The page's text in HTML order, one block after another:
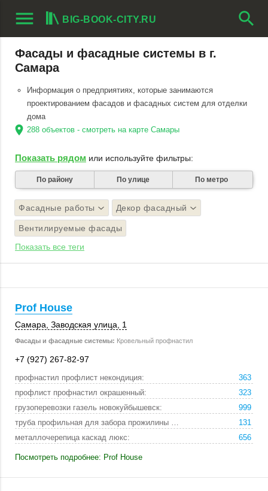
menu BIG-BOOK-CITY.RU search
Фасады и фасадные системы в г.
Самара
Информация о предприятиях, которые занимаются
проектированием фасадов и фасадных систем для отделки
дома
location_on 288 объектов - смотреть на карте Самары
Показать рядом или используйте фильтры:
По району По улице По метро
Фасадные работы Декор фасадный
Вентилируемые фасады
Показать все теги
Prof House
Самара Заводская улица, 1
Фасады и фасадные системы: Кровельный профнастил
+7 (927) 267-82-97
профнастил профлист некондиция:
363
профлист профнастил окрашенный:
323
грузоперевозки газель новокуйбышевск:
999
труба профильная для забора прожилины лаги 40х20х1:
131
металлочерепица каскад люкс:
656
Посмотреть подробнее: Prof House